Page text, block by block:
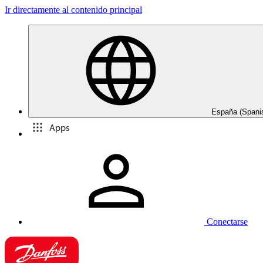
Ir directamente al contenido principal
España
Apps
Conectarse